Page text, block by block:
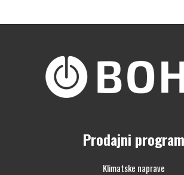
Prodajni program
Klimatske naprave